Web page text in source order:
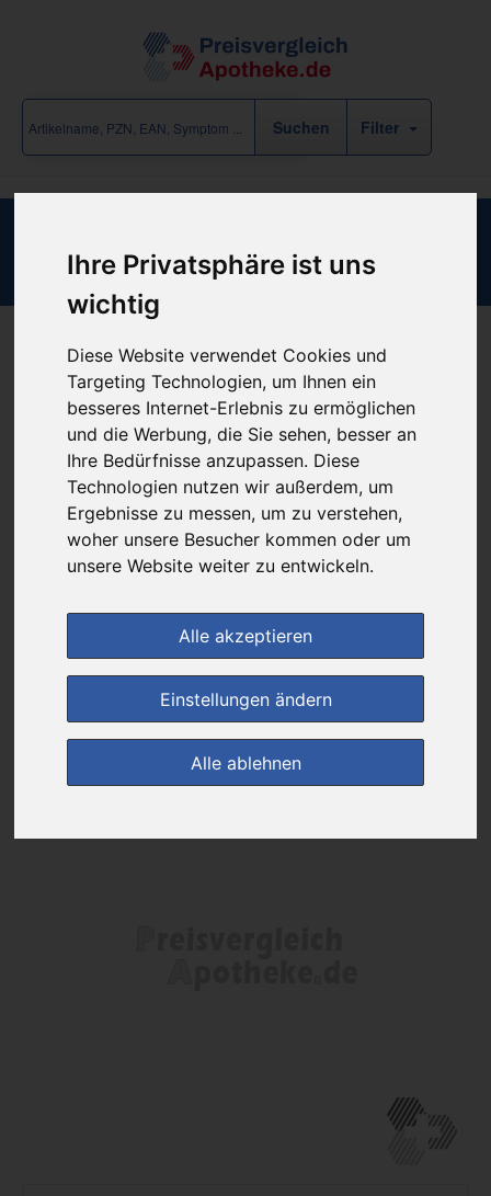
Ihre Privatsphäre ist uns
wichtig
Diese Website verwendet Cookies und
Targeting Technologien, um Ihnen ein
besseres Internet-Erlebnis zu ermöglichen
und die Werbung, die Sie sehen, besser an
Ihre Bedürfnisse anzupassen. Diese
Technologien nutzen wir außerdem, um
Ergebnisse zu messen, um zu verstehen,
woher unsere Besucher kommen oder um
unsere Website weiter zu entwickeln.
Alle akzeptieren
Einstellungen ändern
Alle ablehnen
Filter
zero Tvmi Junior
Produkt empfehlen
Kein Preis bekannt
Das gewünschte Produkt ist derzeit bei keinem unserer Partner
erhältlich.
zur Startseite
Preisalarm